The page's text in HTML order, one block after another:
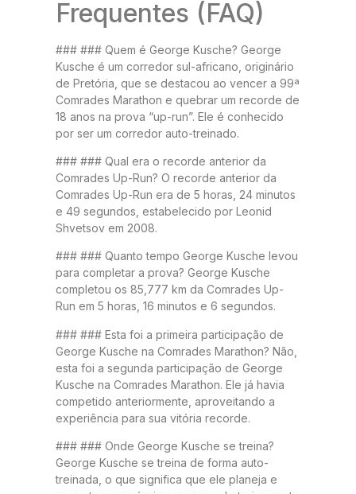
Frequentes (FAQ)
### ### Quem é George Kusche? George
Kusche é um corredor sul-africano, originário
de Pretória, que se destacou ao vencer a 99ª
Comrades Marathon e quebrar um recorde de
18 anos na prova “up-run”. Ele é conhecido
por ser um corredor auto-treinado.
### ### Qual era o recorde anterior da
Comrades Up-Run? O recorde anterior da
Comrades Up-Run era de 5 horas, 24 minutos
e 49 segundos, estabelecido por Leonid
Shvetsov em 2008.
### ### Quanto tempo George Kusche levou
para completar a prova? George Kusche
completou os 85,777 km da Comrades Up-
Run em 5 horas, 16 minutos e 6 segundos.
### ### Esta foi a primeira participação de
George Kusche na Comrades Marathon? Não,
esta foi a segunda participação de George
Kusche na Comrades Marathon. Ele já havia
competido anteriormente, aproveitando a
experiência para sua vitória recorde.
### ### Onde George Kusche se treina?
George Kusche se treina de forma auto-
treinada, o que significa que ele planeja e